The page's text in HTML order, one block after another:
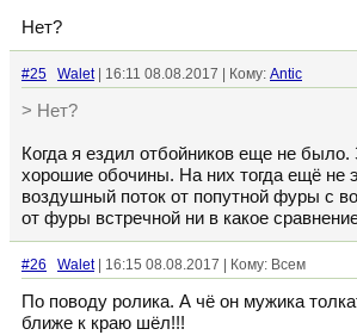
Нет?
#25 Walet| 16:11 08.08.2017 | Кому: Antic
> Нет?
Когда я ездил отбойников еще не
хорошие обочины. На них тогда ещё не
воздушный поток от попутной фуры с
от фуры встречной ни в какое
#26 Walet| 16:15 08.08.2017 | Кому: Всем
По поводу ролика. А чё он мужика
ближе к краю шёл!!!